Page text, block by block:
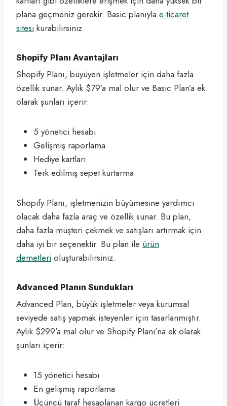
plana geçmeniz gerekir. Basic planıyla e-ticaret
sitesi kurabilirsiniz.
Shopify Planı Avantajları
Shopify Planı, büyüyen işletmeler için daha fazla
özellik sunar. Aylık $79’a mal olur ve Basic Plan’a ek
olarak şunları içerir:
5 yönetici hesabı
Gelişmiş raporlama
Hediye kartları
Terk edilmiş sepet kurtarma
Shopify Planı, işletmenizin büyümesine yardımcı
olacak daha fazla araç ve özellik sunar. Bu plan,
daha fazla müşteri çekmek ve satışları artırmak için
daha iyi bir seçenektir. Bu plan ile ürün
demetleri oluşturabilirsiniz.
Advanced Planın Sundukları
Advanced Plan, büyük işletmeler veya kurumsal
seviyede satış yapmak isteyenler için tasarlanmıştır.
Aylık $299’a mal olur ve Shopify Planı’na ek olarak
şunları içerir:
15 yönetici hesabı
En gelişmiş raporlama
Üçüncü taraf hesaplanan kargo ücretleri